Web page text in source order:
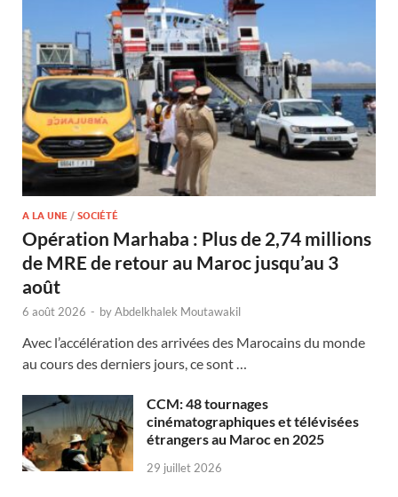
A LA UNE / SOCIÉTÉ
Opération Marhaba : Plus de 2,74 millions
de MRE de retour au Maroc jusqu’au 3
août
6 août 2026 - byAbdelkhalek Moutawakil
Avec l’accélération des arrivées des Marocains du monde
au cours des derniers jours, ce sont …
CCM: 48 tournages
cinématographiques et télévisées
étrangers au Maroc en 2025
29 juillet 2026